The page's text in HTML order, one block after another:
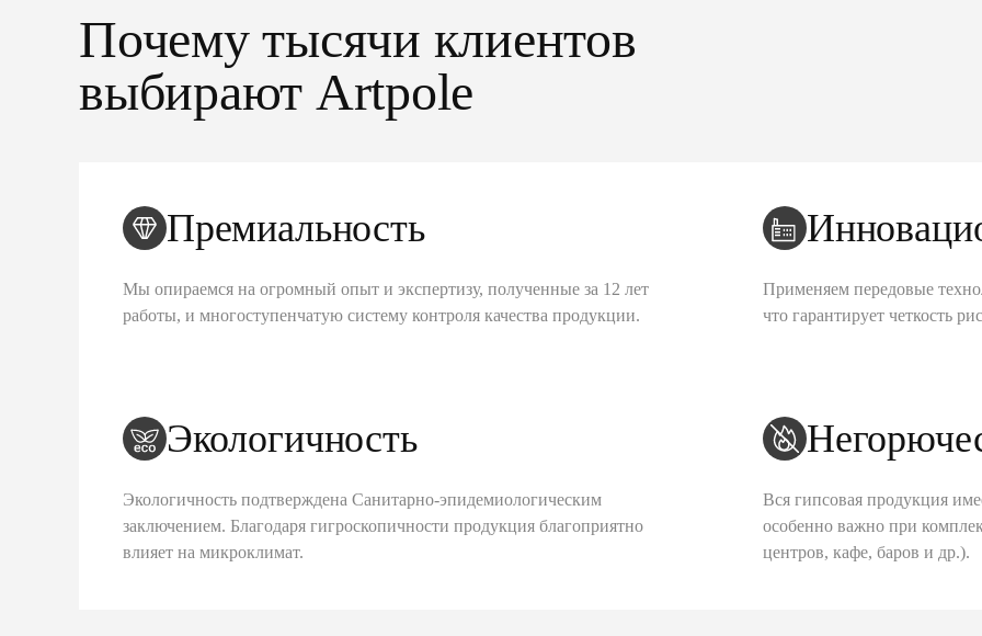
Почему тысячи клиентов
выбирают Artpole
Премиальность
Мы опираемся на огромный опыт и экспертизу, полученные за 12 лет
работы, и многоступенчатую систему контроля качества продукции.
Применяем передовые
что гарантирует четкость
Экологичность
Экологичность подтверждена Санитарно-эпидемиологическим
заключением. Благодаря гигроскопичности продукция благоприятно
влияет на микроклимат.
Вся гипсовая продукция
особенно важно при
центров, кафе, баров и др.).